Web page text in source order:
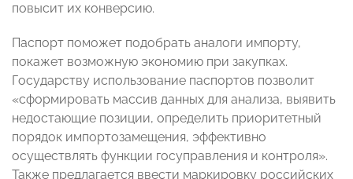
повысит их конверсию.
Паспорт поможет подобрать аналоги импорту,
покажет возможную экономию при закупках.
Государству использование паспортов позволит
«сформировать массив данных для анализа, выявить
недостающие позиции, определить приоритетный
порядок импортозамещения, эффективно
осуществлять функции госуправления и контроля».
Также предлагается ввести маркировку российских